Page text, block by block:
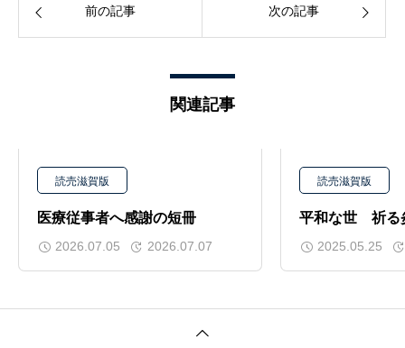
前の記事 次の記事
関連記事
読売滋賀版
医療従事者へ感謝の短冊
2026.07.05 2026.07.07
読売滋賀版
平和な世 祈
2025.05.25